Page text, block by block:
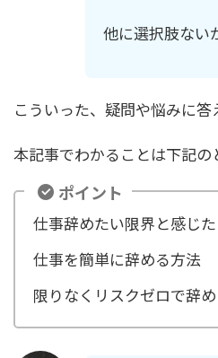
他に選択肢ない
こういった、疑問や悩みに答
本記事でわかることは下記の
ポイント
仕事辞めたい限界と感じ
仕事を簡単に辞める方法
限りなくリスクゼロで辞